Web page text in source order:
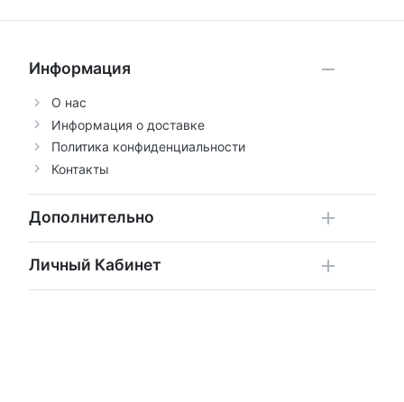
Информация
О нас
Информация о доставке
Политика конфиденциальности
Контакты
Дополнительно
Личный Кабинет